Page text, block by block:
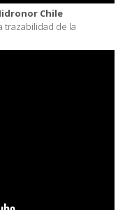
Chile
trazabilidad de la